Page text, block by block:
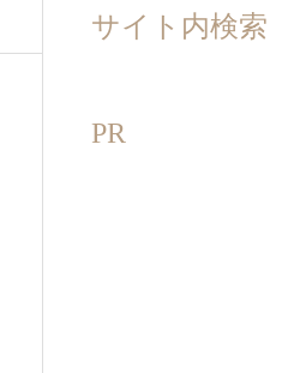
サイト内検索
PR